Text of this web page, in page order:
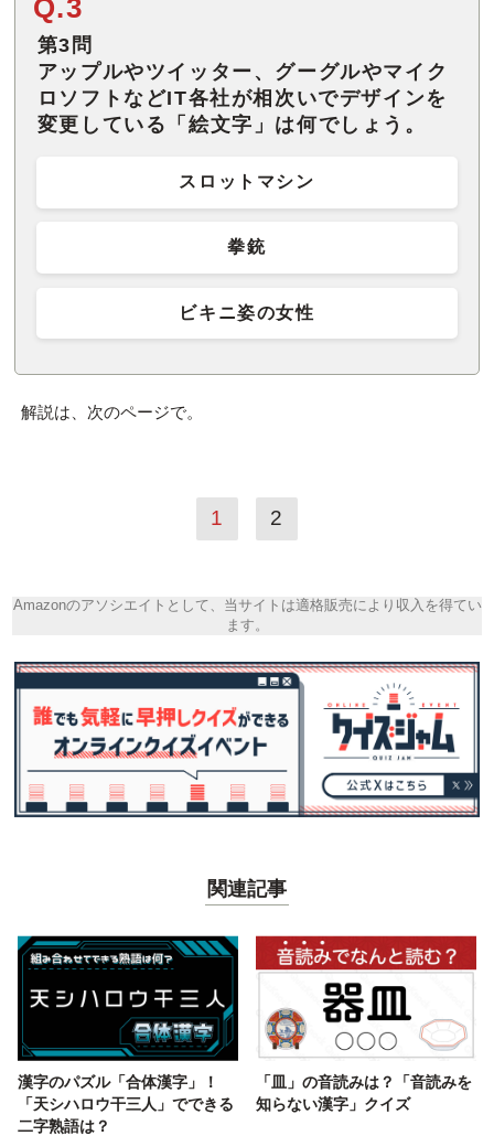
Q.3
第3問
アップルやツイッター、グーグルやマイク
ロソフトなどIT各社が相次いでデザインを
変更している「絵文字」は何でしょう。
スロットマシン
拳銃
ビキニ姿の女性
解説は、次のページで。
1 2
Amazonのアソシエイトとして、当サイトは適格販売により収入を得てい
ます。
関連記事
漢字のパズル「合体漢字」！
「天シハロウ干三人」でできる
二字熟語は？
「皿」の音読みは？「音読みを
知らない漢字」クイズ